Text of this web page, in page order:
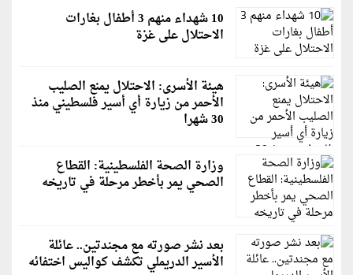
10 شهداء منهم 3 أطفال بغارات
الاحتلال على غزة
هيئة الأسرى: الاحتلال يمنع الصليب
الأحمر من زيارة أي أسير فلسطيني منذ
30 شهرا
وزارة الصحة الفلسطينية: القطاع
الصحي يمر بأخطر مرحلة في تاريخه
بعد نشر صورته مع مجندتين.. عائلة
الأسير الدريملي تكشف كواليس اختفائه